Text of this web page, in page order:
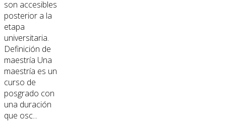
son accesibles
posterior a la
etapa
universitaria.
Definición de
maestría Una
maestría es un
curso de
posgrado con
una duración
que osc...